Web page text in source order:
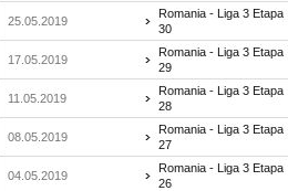
25.05.2019
Romania - Liga 3 Etapa
30
17.05.2019
Romania - Liga 3 Etapa
29
11.05.2019
Romania - Liga 3 Etapa
28
08.05.2019
Romania - Liga 3 Etapa
27
04.05.2019
Romania - Liga 3 Etapa
26